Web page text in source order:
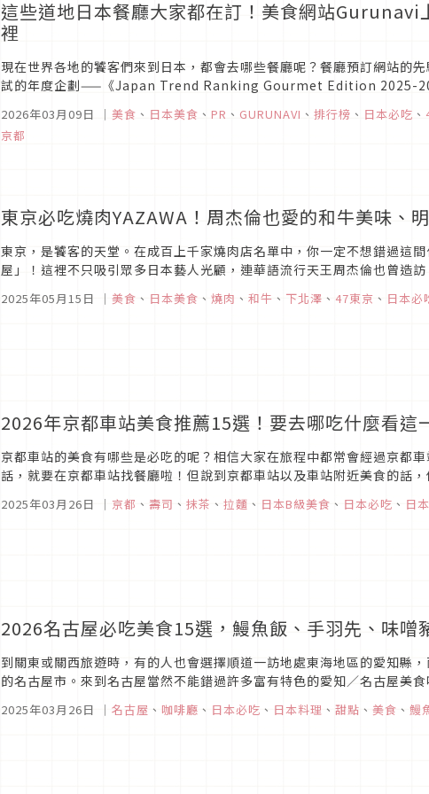
這些道地日本餐廳大家都在訂！美食網站Gurunavi
裡
現在世界各地的饕客們來到日本，都會去哪些餐廳呢？餐廳預訂網站的
試的年度企劃——《Japan Trend Ranking Gourmet Edition 2025-
2026年03月09日 ｜ 美食 、 日本美食 、 PR 、 GURUNAVI 、 排行榜 、 日本必吃 、
京都
東京必吃燒肉YAZAWA！周杰倫也愛的和牛美味、
東京，是饕客的天堂。在成百上千家燒肉店名單中，你一定不想錯過這
屋」！這裡不只吸引眾多日本藝人光顧，連華語流行天王周杰倫也曾造
空去東京旅遊時到店品嘗，也就不虛此行了。這次Japaholic編輯部實地
2025年05月15日 ｜ 美食 、 日本美食 、 燒肉 、 和牛 、 下北澤 、 47東京 、 日本必
2026年京都車站美食推薦15選！要去哪吃什麼看這
京都車站的美食有哪些是必吃的呢？相信大家在旅程中都常會經過京都
話，就要在京都車站找餐廳啦！但說到京都車站以及車站附近美食的話
2025年03月26日 ｜ 京都 、 壽司 、 抹茶 、 拉麵 、 日本B級美食 、 日本必吃 、 日
2026名古屋必吃美食15選，鰻魚飯、手羽先、味噌
到關東或關西旅遊時，有的人也會選擇順道一訪地處東海地區的愛知縣
的名古屋市。來到名古屋當然不能錯過許多富有特色的愛知／名古屋美
排等代表料理，在名古屋都能找到不少必吃餐廳。不過到底要吃哪一家
2025年03月26日 ｜ 名古屋 、 咖啡廳 、 日本必吃 、 日本料理 、 甜點 、 美食 、 鰻